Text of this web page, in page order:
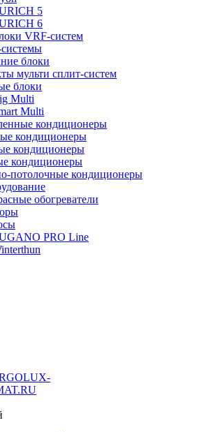
5
6
VRF-систем
блоки
мульти сплит-систем
блоки
Multi
Multi
кондиционеры
кондиционеры
кондиционеры
кондиционеры
потолочные кондиционеры
обогреватели
PRO Line